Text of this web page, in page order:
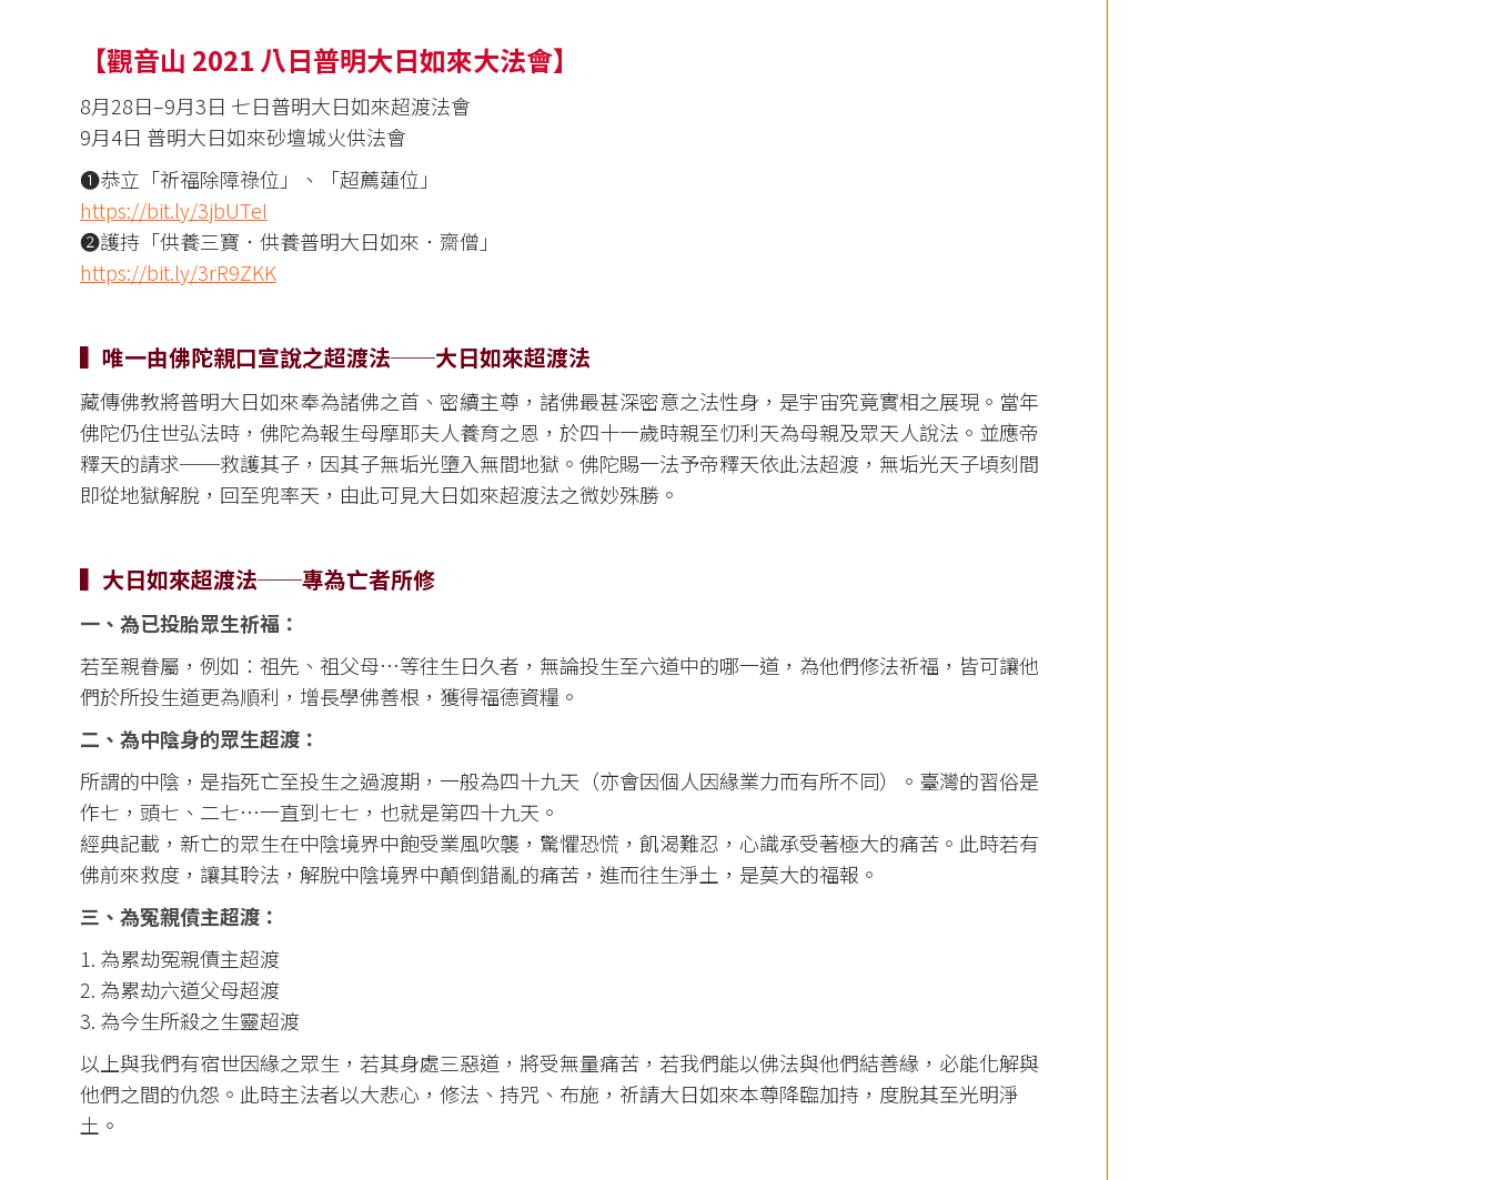
【觀音山 2021 八日普明大日如來大法會】
8月28日–9月3日 七日普明大日如來超渡法會
9月4日 普明大日如來砂壇城火供法會
❶恭立「祈福除障祿位」、「超薦蓮位」
https://bit.ly/3jbUTeI
❷護持「供養三寶．供養普明大日如來．齋僧」
https://bit.ly/3rR9ZKK
▍唯一由佛陀親口宣說之超渡法──大日如來超渡法
藏傳佛教將普明大日如來奉為諸佛之首、密續主尊，諸佛最甚深密意之法性身，是宇宙究竟實相之展現。當年
佛陀仍住世弘法時，佛陀為報生母摩耶夫人養育之恩，於四十一歲時親至忉利天為母親及眾天人說法。並應帝
釋天的請求──救護其子，因其子無垢光墮入無間地獄。佛陀賜一法予帝釋天依此法超渡，無垢光天子頃刻間
即從地獄解脫，回至兜率天，由此可見大日如來超渡法之微妙殊勝。
▍大日如來超渡法──專為亡者所修
一、為已投胎眾生祈福：
若至親眷屬，例如：祖先、祖父母…等往生日久者，無論投生至六道中的哪一道，為他們修法祈福，皆可讓他
們於所投生道更為順利，增長學佛善根，獲得福德資糧。
二、為中陰身的眾生超渡：
所謂的中陰，是指死亡至投生之過渡期，一般為四十九天（亦會因個人因緣業力而有所不同）。臺灣的習俗是
作七，頭七、二七…一直到七七，也就是第四十九天。
經典記載，新亡的眾生在中陰境界中飽受業風吹襲，驚懼恐慌，飢渴難忍，心識承受著極大的痛苦。此時若有
佛前來救度，讓其聆法，解脫中陰境界中顛倒錯亂的痛苦，進而往生淨土，是莫大的福報。
三、為冤親債主超渡：
1. 為累劫冤親債主超渡
2. 為累劫六道父母超渡
3. 為今生所殺之生靈超渡
以上與我們有宿世因緣之眾生，若其身處三惡道，將受無量痛苦，若我們能以佛法與他們結善緣，必能化解與
他們之間的仇怨。此時主法者以大悲心，修法、持咒、布施，祈請大日如來本尊降臨加持，度脫其至光明淨
土。